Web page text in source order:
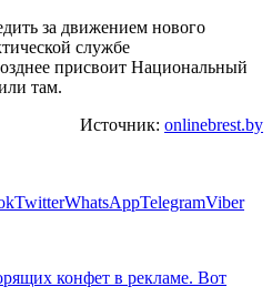
за движением нового
службе
присвоит Национальный
там.
Источник: onlinebrest.by
TwitterWhatsAppTelegramViber
конфет в рекламе. Вот